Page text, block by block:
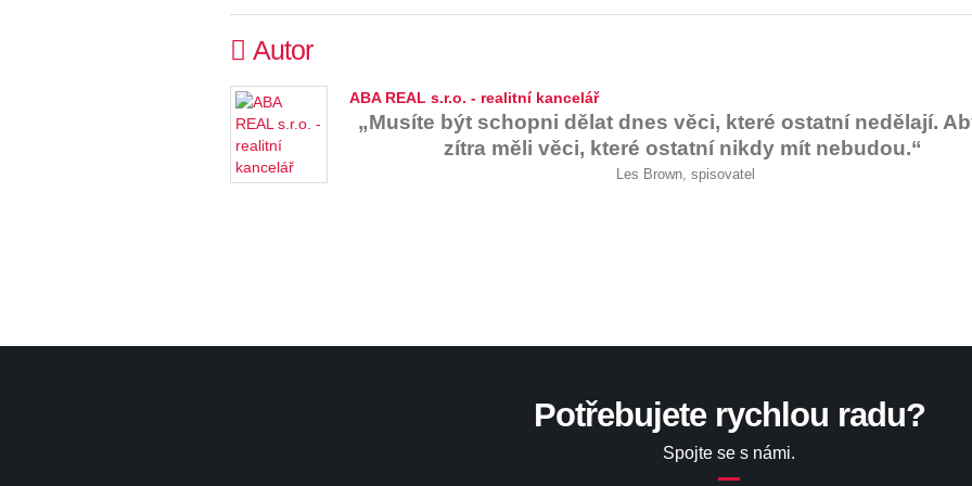
Autor
ABA REAL s.r.o. - realitní kancelář
„Musíte být schopni dělat dnes věci, které ostatní nedělají.
zítra měli věci, které ostatní nikdy mít nebudou.“
Les Brown, spisovatel
Potřebujete rychlou radu?
Spojte se s námi.